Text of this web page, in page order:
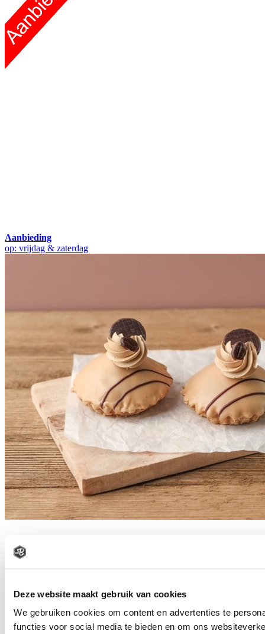
Deze website maakt gebruik van cookies
We gebruiken cookies om content en advertenties te
functies voor social media te bieden en om ons
Aanbieding
op: vrijdag & zaterdag
HARDE MOKKA
Bestel